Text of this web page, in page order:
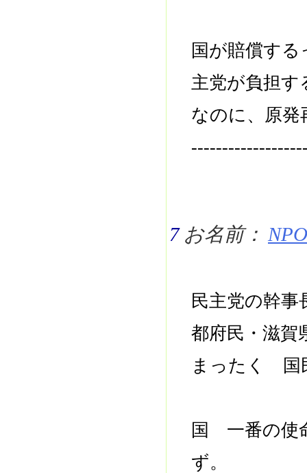
国が賠償す
主党が負担
なのに、原
7 お名前：
民主党の幹
都府民・滋賀
まったく 国
国 一番の使
ず。